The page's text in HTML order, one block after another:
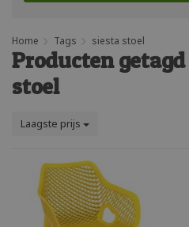
Home Tags siesta stoel
Producten
stoel
Laagste prijs